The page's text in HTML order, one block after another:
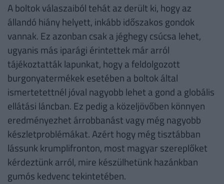
A boltok válaszaiból tehát az derült ki, hogy az
állandó hiány helyett, inkább időszakos gondok
vannak. Ez azonban csak a jéghegy csúcsa lehet,
ugyanis más iparági érintettek már arról
tájékoztatták lapunkat, hogy a feldolgozott
burgonyatermékek esetében a boltok által
ismertetettnél jóval nagyobb lehet a gond a globális
ellátási láncban. Ez pedig a közeljövőben könnyen
eredményezhet árrobbanást vagy még nagyobb
készletproblémákat. Azért hogy még tisztábban
lássunk krumplifronton, most magyar szereplőket
kérdeztünk arról, mire készülhetünk hazánkban
gumós kedvenc tekintetében.